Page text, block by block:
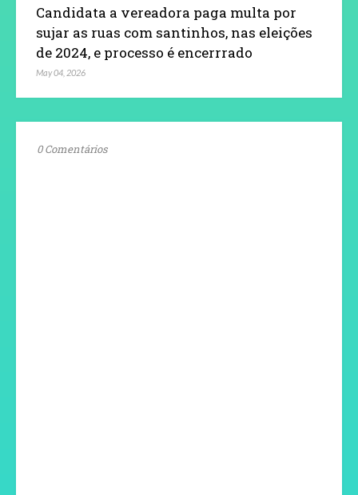
Candidata a vereadora paga multa por
sujar as ruas com santinhos, nas eleições
de 2024, e processo é encerrrado
May 04, 2026
0 Comentários